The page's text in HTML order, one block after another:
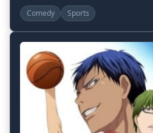
di Noukin High School. Karena
Comedy Sports